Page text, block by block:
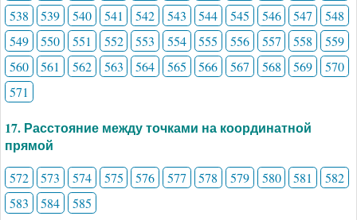
538
539 540 541 542 543 544 545 546 547
548
549
550 551 552 553 554 555 556 557 558
559
560
561 562 563 564 565 566 567 568 569
570
571
17. Расстояние между точками на координатной
прямой
572 573 574 575 576 577 578 579 580 581
582
583
584 585